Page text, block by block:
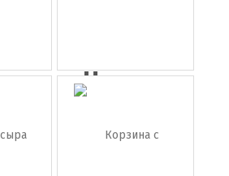
Чеснок